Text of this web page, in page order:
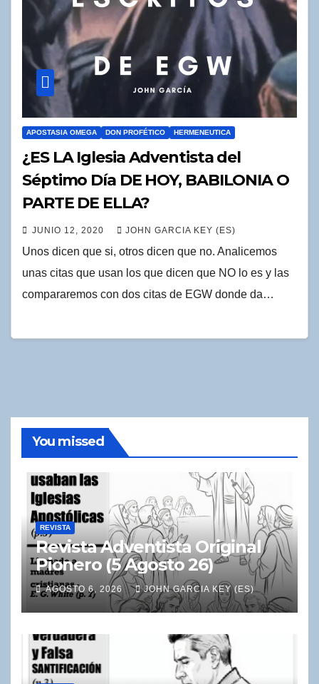
APOSTASIA OMEGA DON PROFÉTICO HERMENEUTICA
¿ES LA Iglesia Adventista del
Séptimo Día DE HOY, BABILONIA O
PARTE DE ELLA?
JUNIO 12, 2020 JOHN GARCIA KEY (ES)
Unos dicen que si, otros dicen que no. Analicemos
unas citas que usan los que dicen que NO lo es y las
compararemos con dos citas de EGW donde da…
You missed
REVISTA
Revista Adventista Original
Pionero (5 Agosto 26)
AGOSTO 6, 2026 JOHN GARCIA KEY (ES)